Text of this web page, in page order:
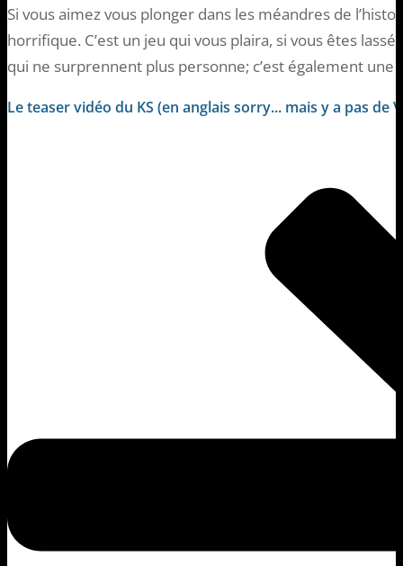
Si vous aimez vous plonger dans les méandres de
horrifique. C’est un jeu qui vous plaira, si vous êtes
qui ne surprennent plus personne; c’est également
Le teaser vidéo du KS (en anglais sorry... mais y a pas de